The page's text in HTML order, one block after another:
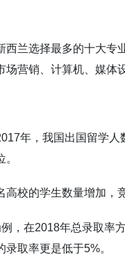
西兰选择最多的十大
营销、计算机、媒体
年，我国出国留学
校的学生数量增加，
，在2018年总录取率
取率更是低于5%。